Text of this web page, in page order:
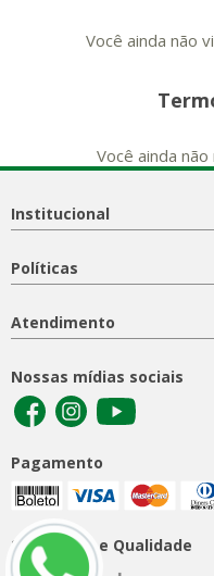
Você ainda não
Você ainda
Institucional
Políticas
Atendimento
Nossas mídias sociais
Pagamento
Segurança e Qualidade